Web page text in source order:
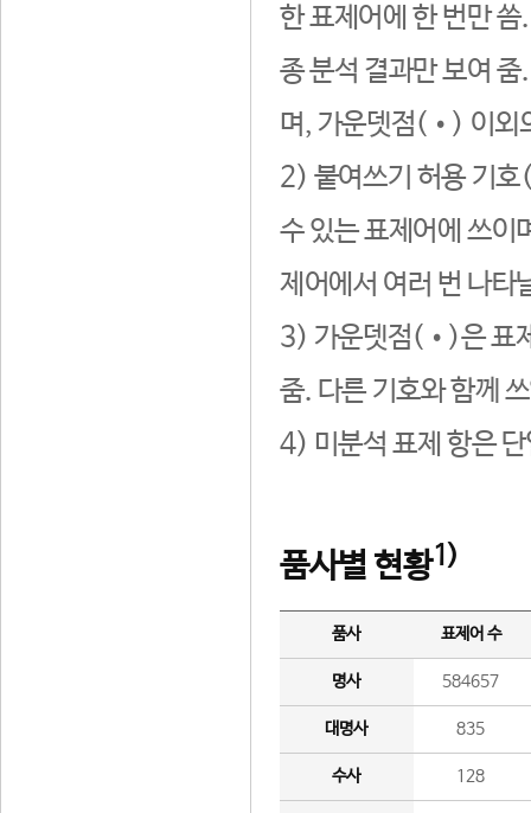
한 표제어에 한 번만
종 분석 결과만 보여
며, 가운뎃점(•) 이외
2) 붙여쓰기 허용 기호
수 있는 표제어에 쓰이
제어에서 여러 번 나타
3) 가운뎃점(•)은 표
줌. 다른 기호와 함께
4) 미분석 표제 항은
품사별 현황1)
품사 표제어 수
명사 584657
대명사 835
수사 128